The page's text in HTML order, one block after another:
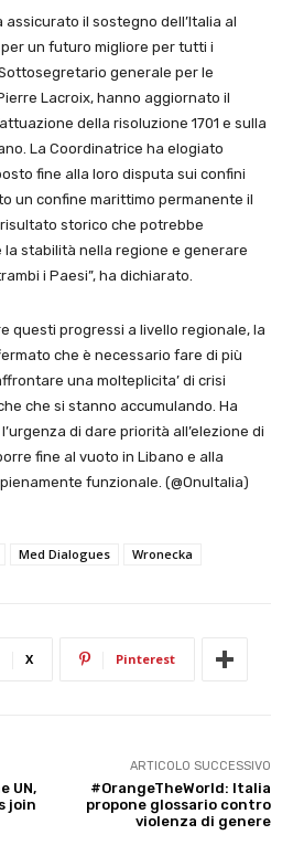
assicurato il sostegno dell’Italia al
un futuro migliore per tutti i
generale per le
Lacroix, hanno aggiornato il
della risoluzione 1701 e sulla
La Coordinatrice ha elogiato
fine alla loro disputa sui confini
un confine marittimo permanente il
storico che potrebbe
stabilità nella regione e generare
i Paesi”, ha dichiarato.
questi progressi a livello regionale, la
che è necessario fare di più
una molteplicita’ di crisi
che si stanno accumulando. Ha
di dare priorità all’elezione di
fine al vuoto in Libano e alla
funzionale. (@OnuItalia)
Med Dialogues Wronecka
X Pinterest
UN,
join
ARTICOLO SUCCESSIVO
#OrangeTheWorld: Italia
propone glossario contro
violenza di genere